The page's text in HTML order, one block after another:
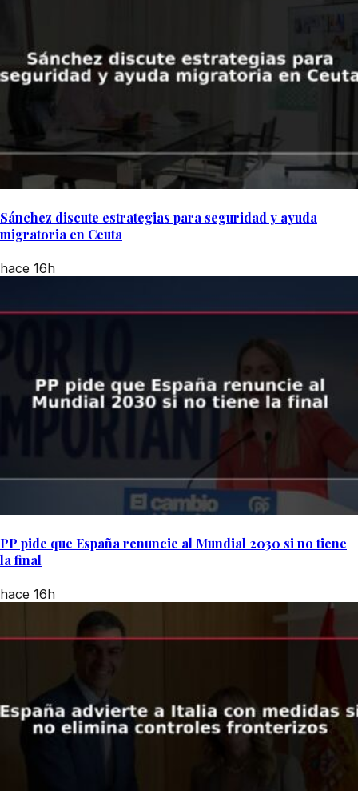
Sánchez discute estrategias para seguridad y ayuda
migratoria en Ceuta
hace 16h
PP pide que España renuncie al Mundial 2030 si no tiene
la final
hace 16h